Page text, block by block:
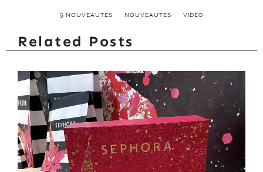
5 NOUVEAUTÉS NOUVEAUTÉS VIDÉO
Related Posts